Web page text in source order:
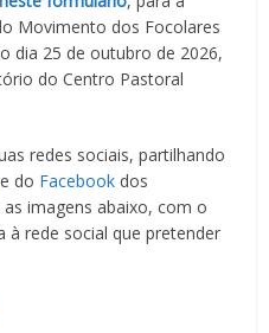
Movimento dos Focolares
dia 25 de outubro de 2026,
do Centro Pastoral
redes sociais, partilhando
e do Facebook dos
imagens abaixo, com o
à rede social que pretender